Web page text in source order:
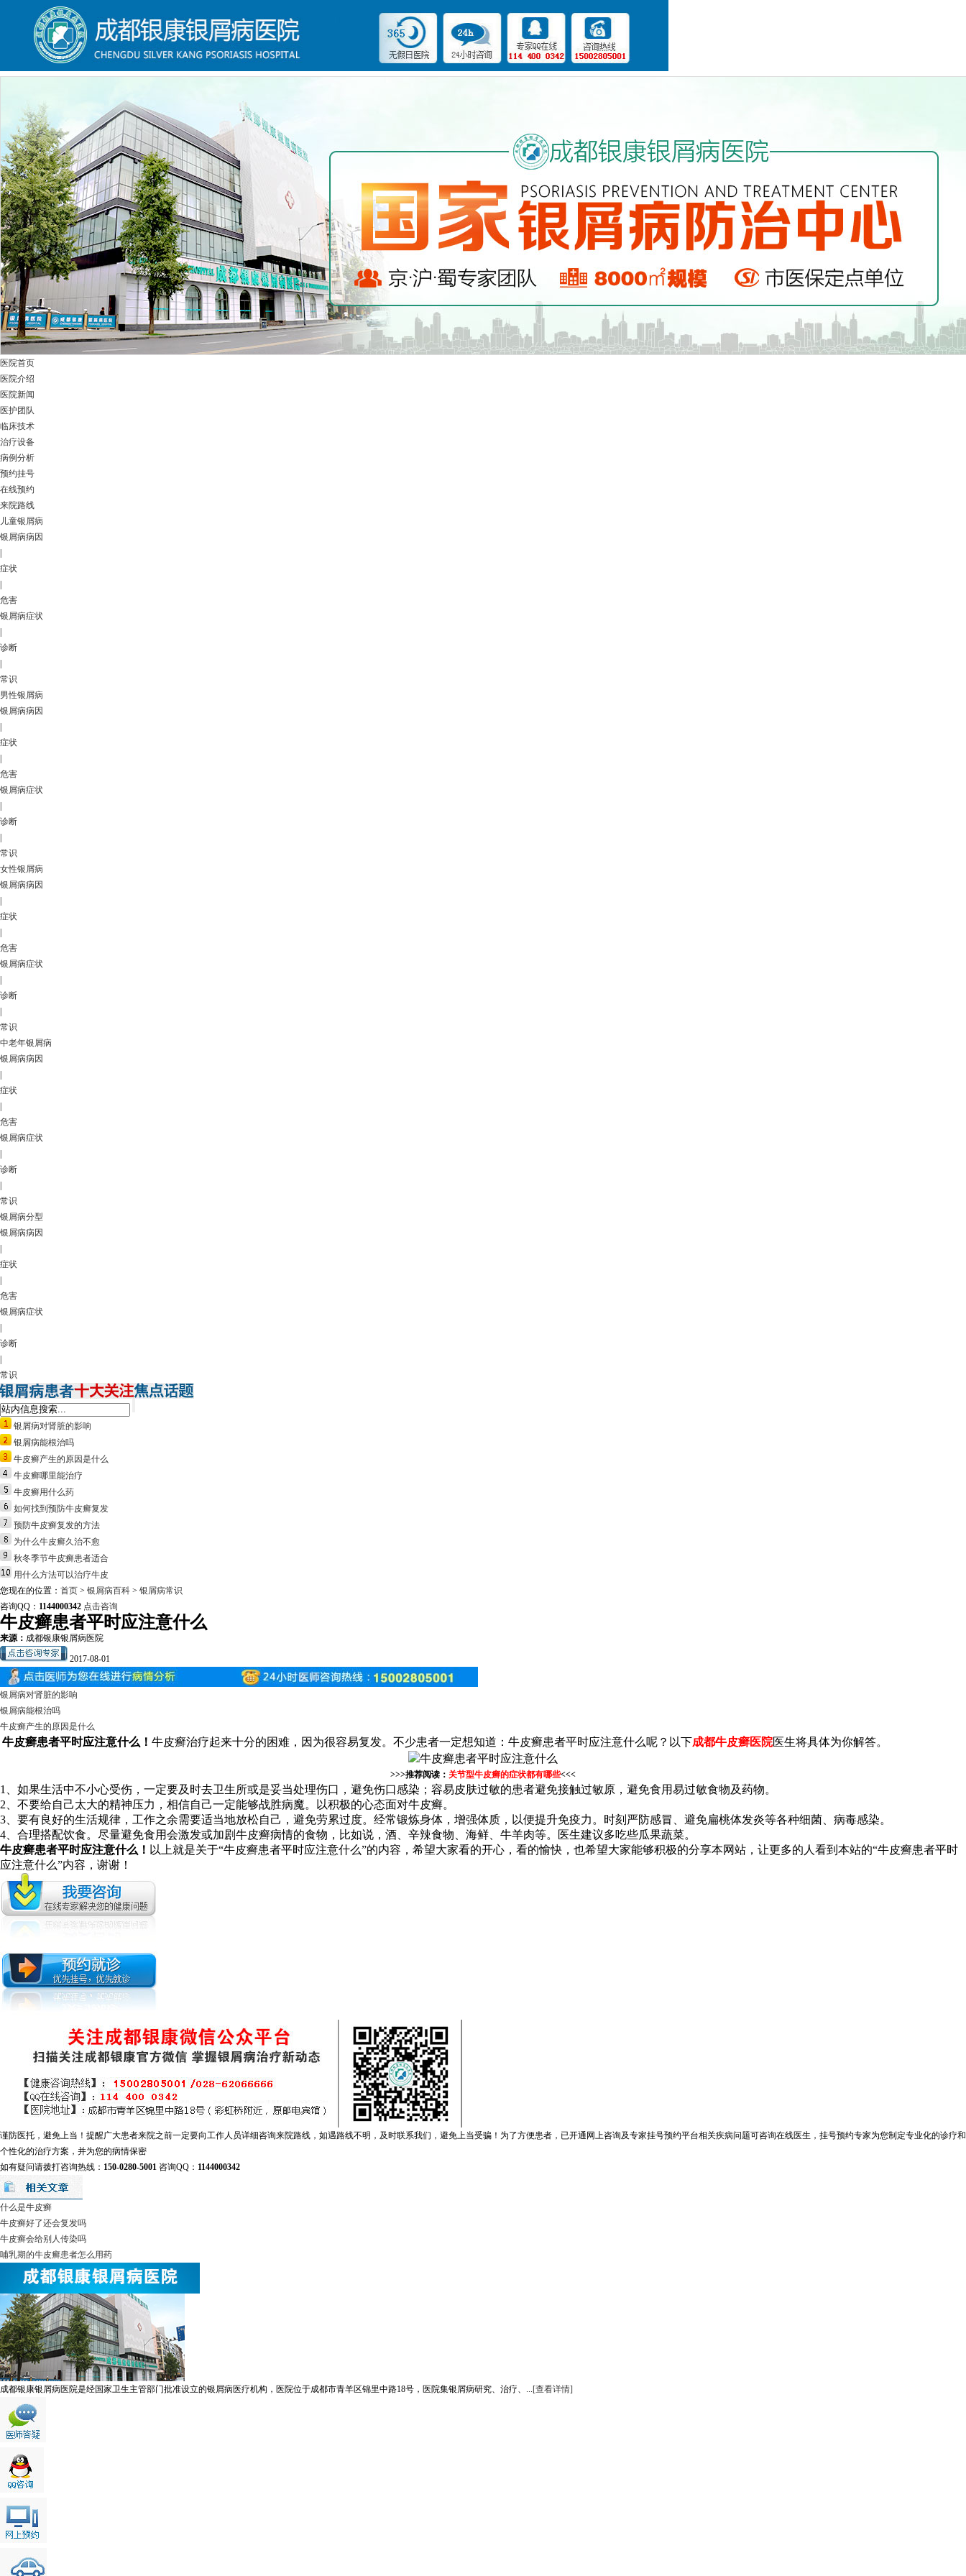
医院首页
医院介绍
医院新闻
医护团队
临床技术
治疗设备
病例分析
预约挂号
在线预约
来院路线
儿童银屑病
银屑病病因
症状
危害
银屑病症状
诊断
常识
男性银屑病
银屑病病因
症状
危害
银屑病症状
诊断
常识
女性银屑病
银屑病病因
症状
危害
银屑病症状
诊断
常识
中老年银屑病
银屑病病因
症状
危害
银屑病症状
诊断
常识
银屑病分型
银屑病病因
症状
危害
银屑病症状
诊断
常识
银屑病对肾脏的影响
银屑病能根治吗
牛皮癣产生的原因是什么
牛皮癣哪里能治疗
牛皮癣用什么药
如何找到预防牛皮癣复发
预防牛皮癣复发的方法
为什么牛皮癣久治不愈
秋冬季节牛皮癣患者适合
用什么方法可以治疗牛皮
您现在的位置： 首页 > 银屑病百科 > 银屑病常识
咨询QQ： 1144000342 点击咨询
牛皮癣患者平时应注意什么
来源： 成都银康银屑病医院
2017-08-01
银屑病对肾脏的影响
银屑病能根治吗
牛皮癣产生的原因是什么
牛皮癣患者平时应注意什么！ 牛皮癣治疗起来十分的困难，因为很容易复发。不少患者一定想知道：牛皮癣患者平时应注意什么呢？以下成都牛皮癣医院医生将具体为你解答。
>>>推荐阅读： 关节型牛皮癣的症状都有哪些<<<
1、如果生活中不小心受伤，一定要及时去卫生所或是妥当处理伤口，避免伤口感染；容易皮肤过敏的患者避免接触过敏原，避免食用易过敏食物及药物。
2、不要给自己太大的精神压力，相信自己一定能够战胜病魔。以积极的心态面对牛皮癣。
3、要有良好的生活规律，工作之余需要适当地放松自己，避免劳累过度。经常锻炼身体，增强体质，以便提升免疫力。时刻严防感冒、避免扁桃体发炎等各种细菌、病毒感染。
4、合理搭配饮食。尽量避免食用会激发或加剧牛皮癣病情的食物，比如说，酒、辛辣食物、海鲜、牛羊肉等。医生建议多吃些瓜果蔬菜。
牛皮癣患者平时应注意什么！ 以上就是关于“牛皮癣患者平时应注意什么”的内容，希望大家看的开心，看的愉快，也希望大家能够积极的分享本网站，让更多的人看到本站的“牛皮癣患者平时
应注意什么”内容，谢谢！
谨防医托，避免上当！提醒广大患者来院之前一定要向工作人员详细咨询来院路线，如遇路线不明，及时联系我们，避免上当受骗！为了方便患者，已开通网上咨询及专家挂号预约平台相关疾病问题可咨询在线医生，挂号预约专家为您制定专业化的诊疗和
个性化的治疗方案，并为您的病情保密
如有疑问请拨打咨询热线： 150-0280-5001 咨询QQ： 1144000342
什么是牛皮癣
牛皮癣好了还会复发吗
牛皮癣会给别人传染吗
哺乳期的牛皮癣患者怎么用药
成都银康银屑病医院是经国家卫生主管部门批准设立的银屑病医疗机构，医院位于成都市青羊区锦里中路18号，医院集银屑病研究、治疗、...[查看详情]